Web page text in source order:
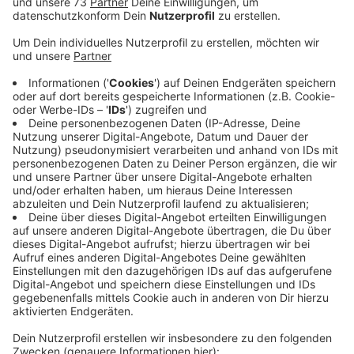
Die Polizei sucht mit einem Phantombild nach einem
Borken betrogen hat. Er hatte sich als Sohn eines
spanischen Großinvestors ausgegeben und nannte sich
Alexander Ortega. Der Mann hatte sich mehrfach mit
der Pferde-Vermittlerin aus dem Kreis Borken
getroffen - unter anderem in Prag. Es ging laut Polizei
um den Verkauf von mehreren Reitponys. Als
Gegenleistung bot er der Frau ein Springpferd an. Als
das Geschäft in Rotterdam über die Bühne gehen
sollte, lenkte der Betrüger die Frau kurz ab und
verschwand dann mit ihrem Geld (mehrere tausend
Euro).
Hinweise bitte an die Polizei.